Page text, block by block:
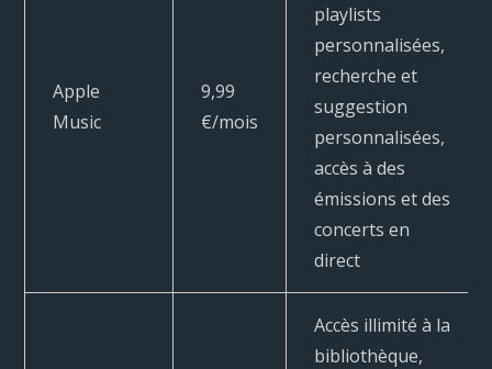
Apple
Music
9,99
€/mois
playlists
personnalisées,
recherche et
suggestion
personnalisées,
accès à des
émissions et des
concerts en
direct
Accès illimité à la
bibliothèque,